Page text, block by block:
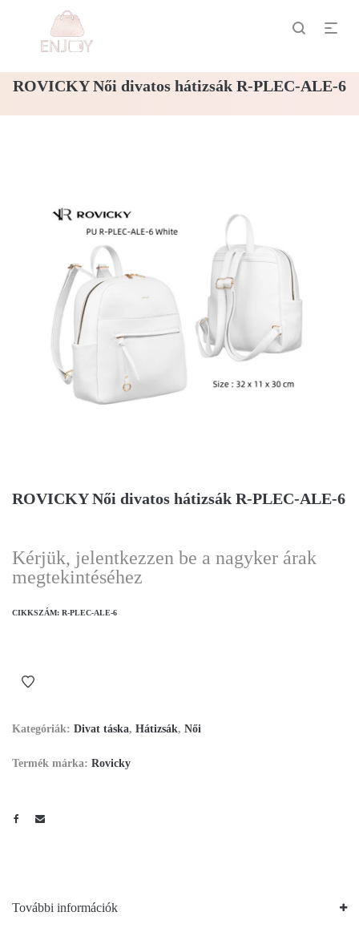
ROVICKY Női divatos hátizsák R-PLEC-ALE-6
ROVICKY Női divatos hátizsák R-PLEC-ALE-6
Kérjük, jelentkezzen be a nagyker árak
megtekintéséhez
CIKKSZÁM: R-PLEC-ALE-6
Kategóriák: Divat táska, Hátizsák, Női
Termék márka: Rovicky
További információk